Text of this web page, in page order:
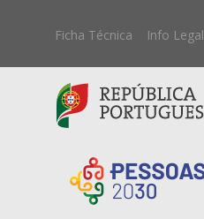
Ficha Técnica Info Legal